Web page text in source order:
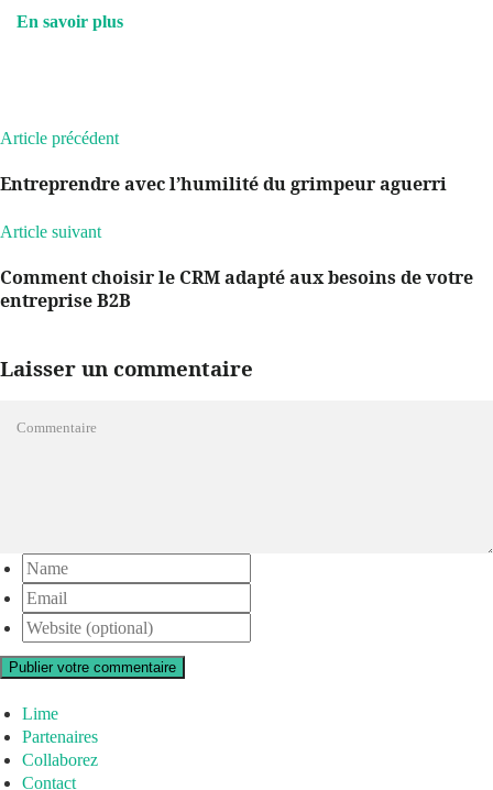
En savoir plus
Article précédent
Entreprendre avec l’humilité du grimpeur aguerri
Article suivant
Comment choisir le CRM adapté aux besoins de votre
entreprise B2B
Laisser un commentaire
Publier votre commentaire
Lime
Partenaires
Collaborez
Contact